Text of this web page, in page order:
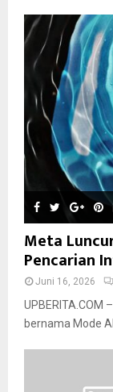
Meta
Pencarian
Juni 16, 2026
bernama Mode